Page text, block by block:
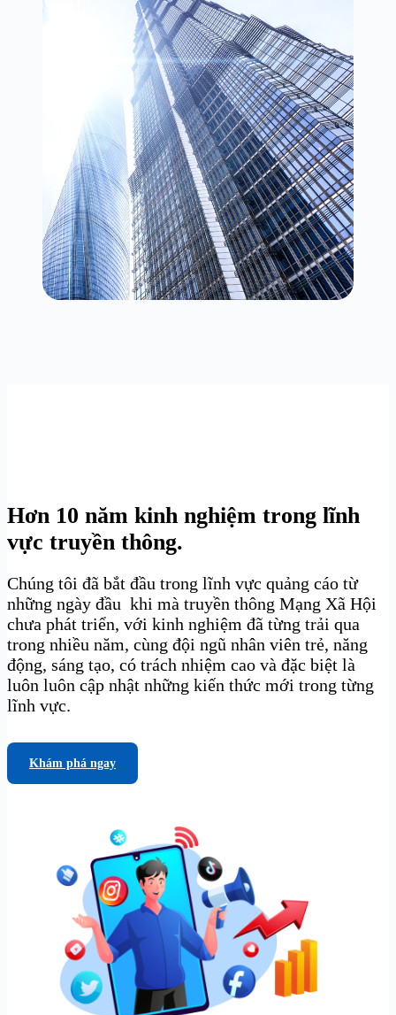
Hơn 10 năm kinh nghiệm trong lĩnh
vực truyền thông.
Chúng tôi đã bắt đầu trong lĩnh vực quảng cáo từ
những ngày đầu khi mà truyền thông Mạng Xã Hội
chưa phát triển, với kinh nghiệm đã từng trải qua
trong nhiều năm, cùng đội ngũ nhân viên trẻ, năng
động, sáng tạo, có trách nhiệm cao và đặc biệt là
luôn luôn cập nhật những kiến thức mới trong từng
lĩnh vực.
Khám phá ngay